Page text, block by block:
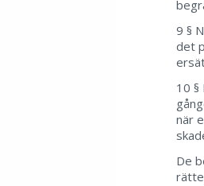
9 §
det
10
när
De